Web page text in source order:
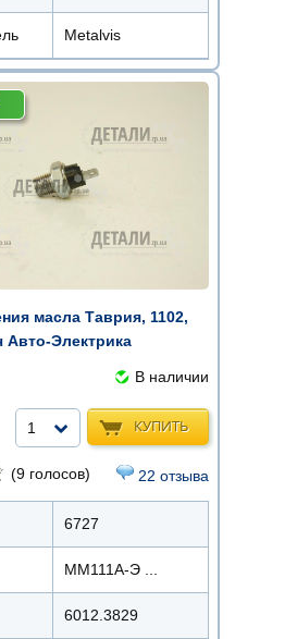
Metalvis
масла Таврия, 1102,
Электрика
В наличии
КУПИТЬ
1
(9 голосов) 22 отзыва
6727
ММ111А-Э ...
6012.3829